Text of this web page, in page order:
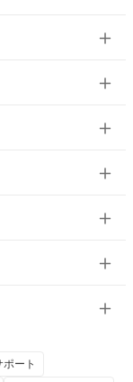
ート